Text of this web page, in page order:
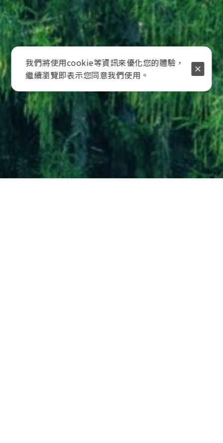
我們將使用cookie等資訊來優化您的體驗，
繼續瀏覽即表示您同意我們使用。